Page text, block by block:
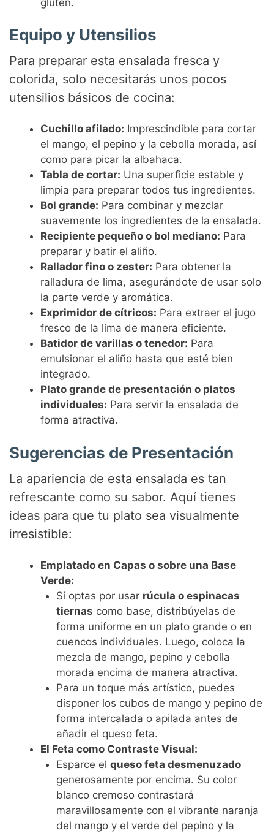
Equipo y Utensilios
Para preparar esta ensalada fresca y
colorida, solo necesitarás unos pocos
utensilios básicos de cocina:
Cuchillo afilado: Imprescindible para cortar
el mango, el pepino y la cebolla morada, así
como para picar la albahaca.
Tabla de cortar: Una superficie estable y
limpia para preparar todos tus ingredientes.
Bol grande: Para combinar y mezclar
suavemente los ingredientes de la ensalada.
Recipiente pequeño o bol mediano: Para
preparar y batir el aliño.
Rallador fino o zester: Para obtener la
ralladura de lima, asegurándote de usar solo
la parte verde y aromática.
Exprimidor de cítricos: Para extraer el jugo
fresco de la lima de manera eficiente.
Batidor de varillas o tenedor: Para
emulsionar el aliño hasta que esté bien
integrado.
Plato grande de presentación o platos
individuales: Para servir la ensalada de
forma atractiva.
Sugerencias de Presentación
La apariencia de esta ensalada es tan
refrescante como su sabor. Aquí tienes
ideas para que tu plato sea visualmente
irresistible:
Emplatado en Capas o sobre una Base
Verde:
Si optas por usar rúcula o espinacas
tiernas como base, distribúyelas de
forma uniforme en un plato grande o en
cuencos individuales. Luego, coloca la
mezcla de mango, pepino y cebolla
morada encima de manera atractiva.
Para un toque más artístico, puedes
disponer los cubos de mango y pepino de
forma intercalada o apilada antes de
añadir el queso feta.
El Feta como Contraste Visual:
Esparce el queso feta desmenuzado
generosamente por encima. Su color
blanco cremoso contrastará
maravillosamente con el vibrante naranja
del mango y el verde del pepino y la